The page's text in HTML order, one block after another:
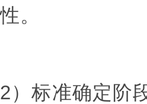
性。
2）标准确定阶